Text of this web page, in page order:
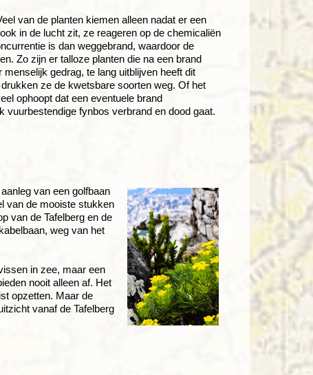
van de planten kiemen alleen nadat er een
in de lucht zit, ze reageren op de chemicaliën
is dan weggebrand, waardoor de
Zo zijn er talloze planten die na een brand
gedrag, te lang uitblijven heeft dit
ze de kwetsbare soorten weg. Of het
ophoopt dat een eventuele brand
vuurbestendige fynbos verbrand en dood gaat.
van een golfbaan
van de mooiste stukken
van de Tafelberg en de
weg van het
in zee, maar een
nooit alleen af. Het
opzetten. Maar de
vanaf de Tafelberg